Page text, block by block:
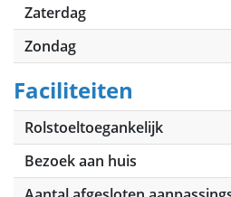
Zaterdag
Zondag
Faciliteiten
Rolstoeltoegankelijk
Bezoek aan huis